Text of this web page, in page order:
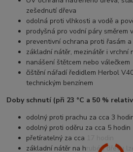
zešednutí dřeva
odolná proti vlhkosti a vodě a
prodyšná pro vodní páry směrem
preventivní ochrana proti řasám a
základní nátěr, mezinátěr i vrchní
nanášení štětcem nebo válečkem
čištění nářadí ředidlem Herbol
technickým benzínem
Doby schnutí (při 23 °C a 50 %
odolný proti prachu za cca 3
odolný proti oděru za cca 5 hodin
přetíratelný za cca 17 hodin
základní nátěr na hrubén dřevu